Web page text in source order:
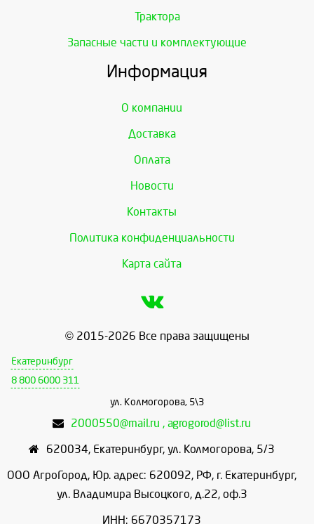
Трактора
Запасные части и комплектующие
Информация
О компании
Доставка
Оплата
Новости
Контакты
Политика конфиденциальности
Карта сайта
© 2015-2026 Все права защищены
Екатеринбург
8 800 6000 311
ул. Колмогорова, 5\3
2000550@mail.ru , agrogorod@list.ru
620034, Екатеринбург, ул. Колмогорова, 5/3
ООО АгроГород, Юр. адрес: 620092, РФ, г. Екатеринбург,
ул. Владимира Высоцкого, д.22, оф.3
ИНН: 6670357173